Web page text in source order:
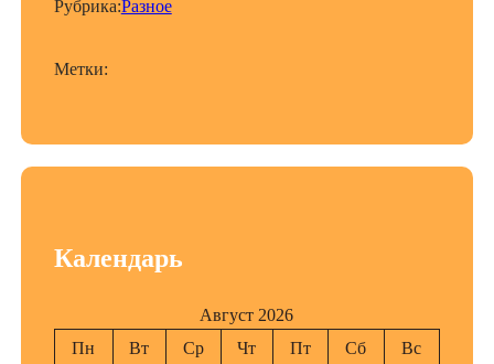
Рубрика:Разное
Метки:
Календарь
Август 2026
Пн
Вт Ср Чт Пт Сб
Вс